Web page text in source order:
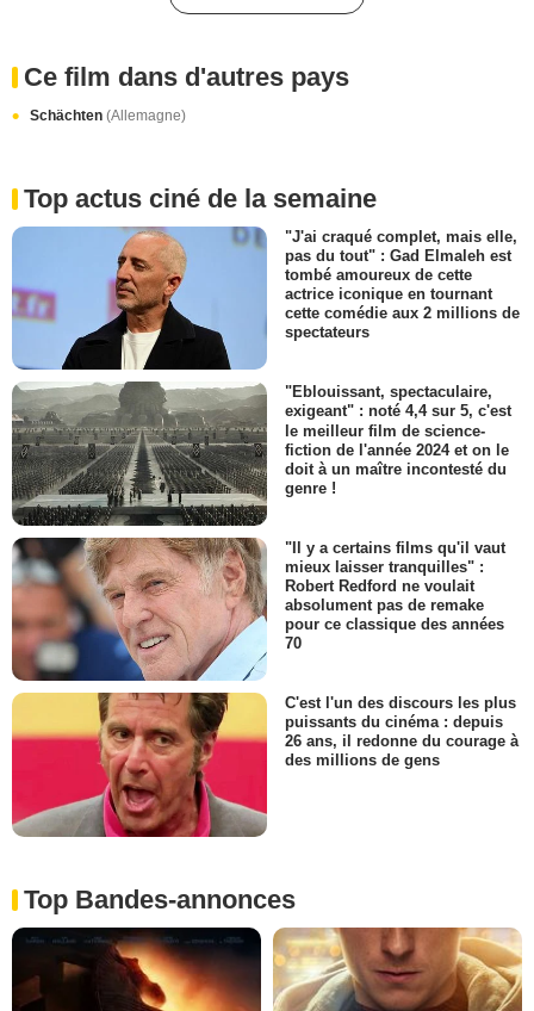
Ce film dans d'autres pays
Schächten (Allemagne)
Top actus ciné de la semaine
"J'ai craqué complet, mais elle,
pas du tout" : Gad Elmaleh est
tombé amoureux de cette
actrice iconique en tournant
cette comédie aux 2 millions de
spectateurs
"Eblouissant, spectaculaire,
exigeant" : noté 4,4 sur 5, c'est
le meilleur film de science-
fiction de l'année 2024 et on le
doit à un maître incontesté du
genre !
"Il y a certains films qu'il vaut
mieux laisser tranquilles" :
Robert Redford ne voulait
absolument pas de remake
pour ce classique des années
70
C'est l'un des discours les plus
puissants du cinéma : depuis
26 ans, il redonne du courage à
des millions de gens
Top Bandes-annonces